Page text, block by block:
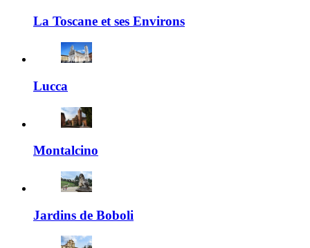
La Toscane et ses Environs
Lucca
Montalcino
Jardins de Boboli